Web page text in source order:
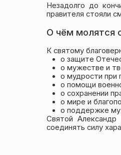
Незадолго до
правителя стояли
О чём молятся
К святому
о защите
о мужестве и
о мудрости при
о помощи
о сохранении
о мире и
о поддержке
Святой Александр
соединять силу